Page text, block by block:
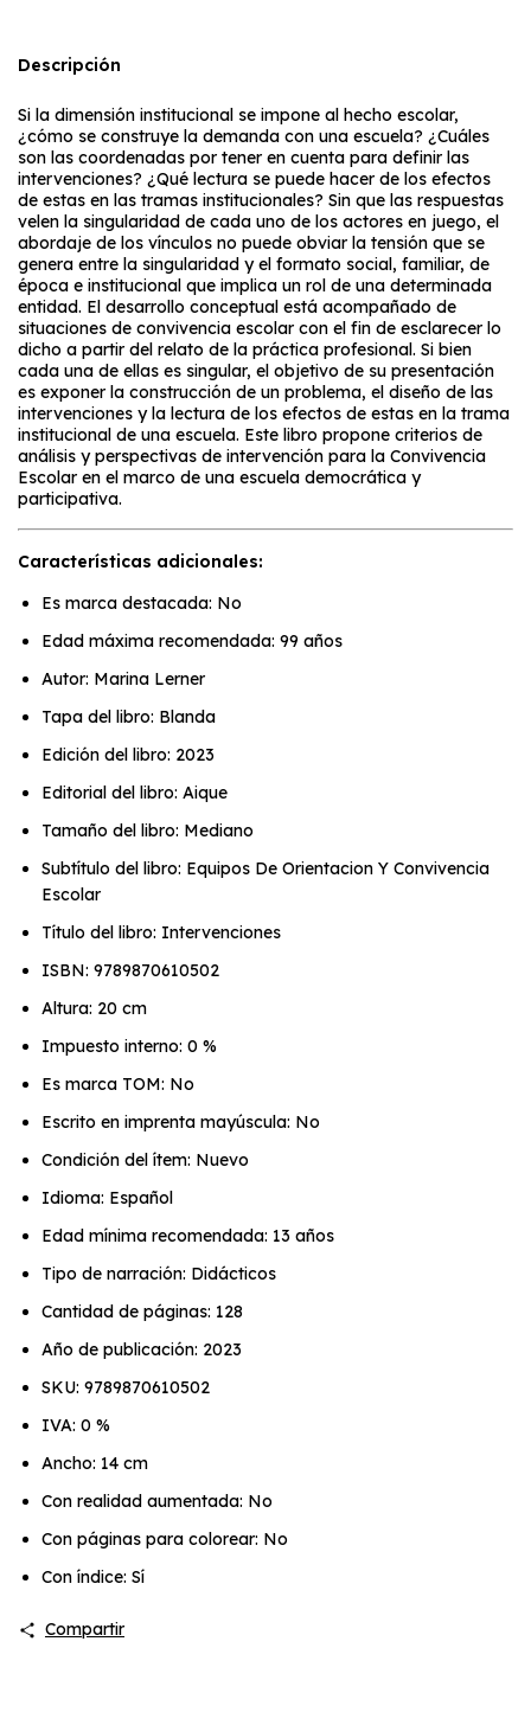
Descripción
Si la dimensión institucional se impone al hecho escolar,
¿cómo se construye la demanda con una escuela? ¿Cuáles
son las coordenadas por tener en cuenta para definir las
intervenciones? ¿Qué lectura se puede hacer de los efectos
de estas en las tramas institucionales? Sin que las respuestas
velen la singularidad de cada uno de los actores en juego, el
abordaje de los vínculos no puede obviar la tensión que se
genera entre la singularidad y el formato social, familiar, de
época e institucional que implica un rol de una determinada
entidad. El desarrollo conceptual está acompañado de
situaciones de convivencia escolar con el fin de esclarecer lo
dicho a partir del relato de la práctica profesional. Si bien
cada una de ellas es singular, el objetivo de su presentación
es exponer la construcción de un problema, el diseño de las
intervenciones y la lectura de los efectos de estas en la trama
institucional de una escuela. Este libro propone criterios de
análisis y perspectivas de intervención para la Convivencia
Escolar en el marco de una escuela democrática y
participativa.
Características adicionales:
Es marca destacada: No
Edad máxima recomendada: 99 años
Autor: Marina Lerner
Tapa del libro: Blanda
Edición del libro: 2023
Editorial del libro: Aique
Tamaño del libro: Mediano
Subtítulo del libro: Equipos De Orientacion Y Convivencia
Escolar
Título del libro: Intervenciones
ISBN: 9789870610502
Altura: 20 cm
Impuesto interno: 0 %
Es marca TOM: No
Escrito en imprenta mayúscula: No
Condición del ítem: Nuevo
Idioma: Español
Edad mínima recomendada: 13 años
Tipo de narración: Didácticos
Cantidad de páginas: 128
Año de publicación: 2023
SKU: 9789870610502
IVA: 0 %
Ancho: 14 cm
Con realidad aumentada: No
Con páginas para colorear: No
Con índice: Sí
Compartir